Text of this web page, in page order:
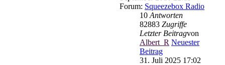
Forum: Squeezebox Radio
10 Antworten
82883 Zugriffe
Letzter Beitragvon
Albert_R Neuester
Beitrag
31. Juli 2025 17:02